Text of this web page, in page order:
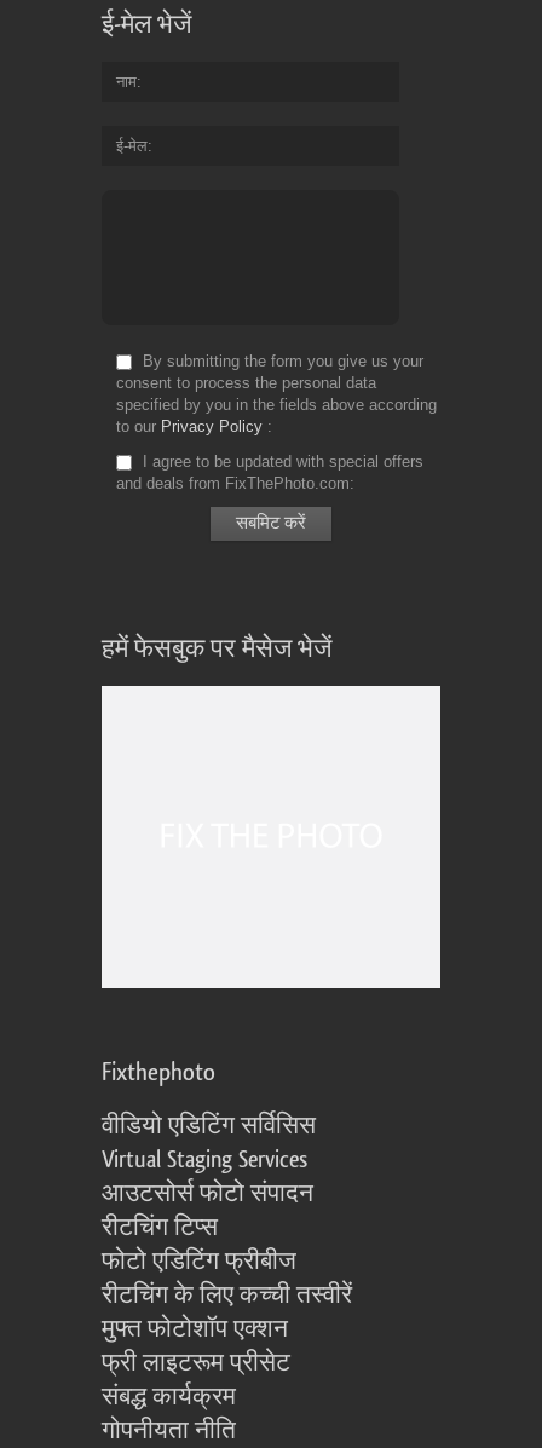
ई-मेल भेजें
नाम
ई-मेल
By submitting the form you give us your
consent to process the personal data
specified by you in the fields above according
to our Privacy Policy
I agree to be updated with special offers
and deals from FixThePhoto.com
हमें फेसबुक पर मैसेज भेजें
Fixthephoto
वीडियो एडिटिंग सर्विसिस
Virtual Staging Services
आउटसोर्स फोटो संपादन
रीटचिंग टिप्स
फोटो एडिटिंग फ्रीबीज
रीटचिंग के लिए कच्ची तस्वीरें
मुफ्त फोटोशॉप एक्शन
फ्री लाइटरूम प्रीसेट
संबद्ध कार्यक्रम
गोपनीयता नीति